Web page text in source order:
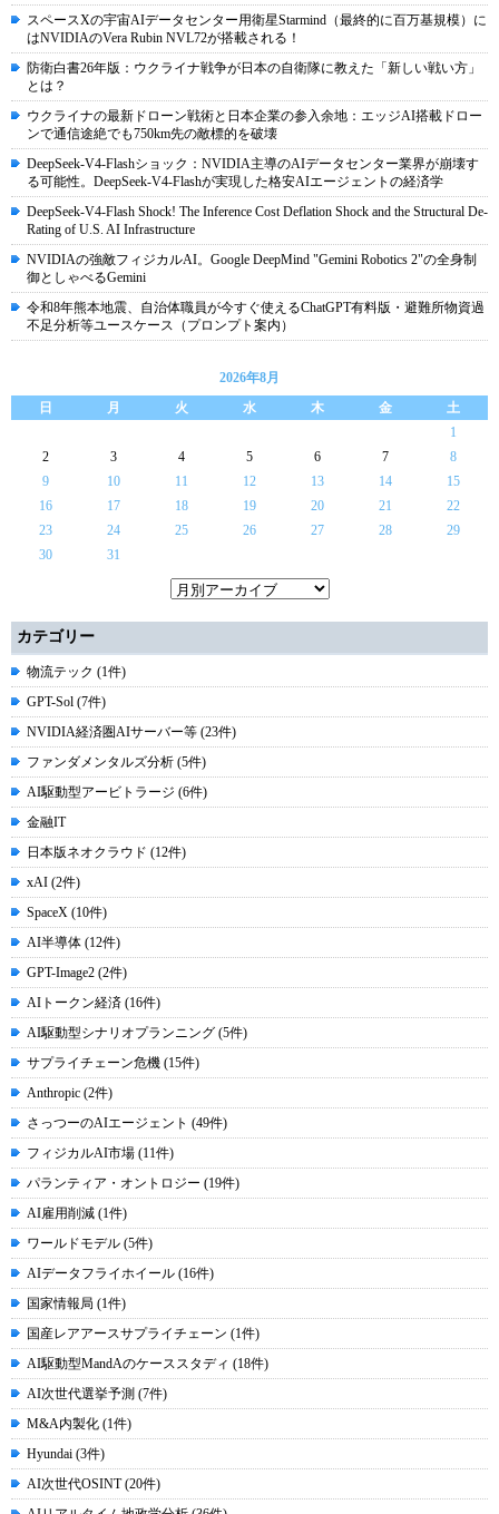
スペースXの宇宙AIデータセンター用衛星Starmind（最終的に百万基規模）に
はNVIDIAのVera Rubin NVL72が搭載される！
防衛白書26年版：ウクライナ戦争が日本の自衛隊に教えた「新しい戦い方」
とは？
ウクライナの最新ドローン戦術と日本企業の参入余地：エッジAI搭載ドロー
ンで通信途絶でも750km先の敵標的を破壊
DeepSeek-V4-Flashショック：NVIDIA主導のAIデータセンター業界が崩壊す
る可能性。DeepSeek-V4-Flashが実現した格安AIエージェントの経済学
DeepSeek-V4-Flash Shock! The Inference Cost Deflation Shock and the Structural De-
Rating of U.S. AI Infrastructure
NVIDIAの強敵フィジカルAI。Google DeepMind "Gemini Robotics 2"の全身制
御としゃべるGemini
令和8年熊本地震、自治体職員が今すぐ使えるChatGPT有料版・避難所物資過
不足分析等ユースケース（プロンプト案内）
2026年8月
日
月 火 水 木 金
土
1
2
3 4 5 6 7
8
9
10 11 12 13 14
15
16
17 18 19 20 21
22
23
24 25 26 27 28
29
30
31
カテゴリー
物流テック (1件)
GPT-Sol (7件)
NVIDIA経済圏AIサーバー等 (23件)
ファンダメンタルズ分析 (5件)
AI駆動型アービトラージ (6件)
金融IT
日本版ネオクラウド (12件)
xAI (2件)
SpaceX (10件)
AI半導体 (12件)
GPT-Image2 (2件)
AIトークン経済 (16件)
AI駆動型シナリオプランニング (5件)
サプライチェーン危機 (15件)
Anthropic (2件)
さっつーのAIエージェント (49件)
フィジカルAI市場 (11件)
パランティア・オントロジー (19件)
AI雇用削減 (1件)
ワールドモデル (5件)
AIデータフライホイール (16件)
国家情報局 (1件)
国産レアアースサプライチェーン (1件)
AI駆動型MandAのケーススタディ (18件)
AI次世代選挙予測 (7件)
M&A内製化 (1件)
Hyundai (3件)
AI次世代OSINT (20件)